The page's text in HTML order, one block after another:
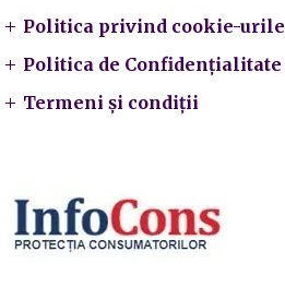
Politica privind cookie-urile
Politica de Confidențialitate
Termeni și condiții